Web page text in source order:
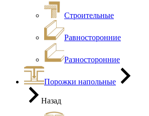
Строительные
Равносторонние
Разносторонние
Порожки напольные
Назад